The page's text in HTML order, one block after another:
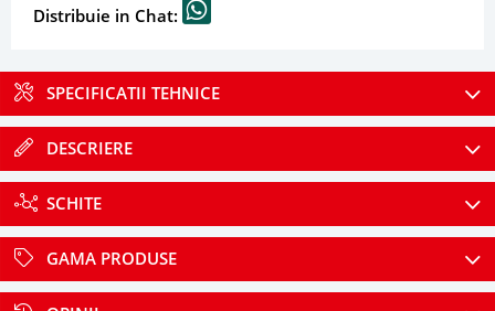
Distribuie in Chat:
SPECIFICATII TEHNICE
DESCRIERE
SCHITE
GAMA PRODUSE